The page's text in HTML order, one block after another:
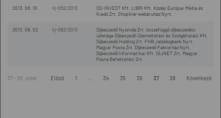
2013. 06. 10 Vj-052/2013
SQ-INVEST Kft. LIBRI Kft. Közép Európai Média és
Kiadó Zrt. Shopline-webáruház Nyrt.
2013. 08. 02 Vj-062/2013
Díjbeszedő Nyomda Zrt. összefüggő díjbeszedési
üzletága Díjbeszedő Üzemeltetési és Szolgáltatási Kft.
Díjbeszedő Holding Zrt. FHB Jelzálogbank Nyrt.
Magyar Posta Zrt. Díjbeszedő Faktorház Nyrt.
Díjbeszedő Informatikai Kft. DÍJNET Zrt. Magyar
Posta Befektetési Zrt.
37 - 38. oldal Előző 1 34 35 36 37 38 Következő